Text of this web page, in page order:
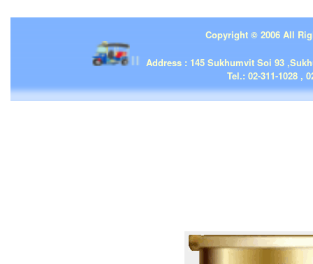
Copyright © 2006 All
| | |
Address : 145 Sukhumvit Soi 93
Tel.: 02-311-1028 ,